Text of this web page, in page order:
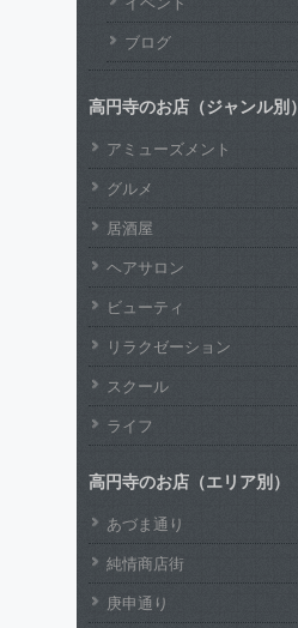
ブログ
高円寺のお店（ジャンル別）
アミューズメント
グルメ
居酒屋
ヘアサロン
ビューティ
リラクゼーション
スクール
ライフ
高円寺のお店（エリア別）
あづま通り
純情商店街
庚申通り